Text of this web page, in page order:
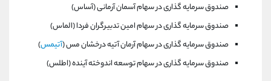
صندوق سرمایه گذاری در سهام آسمان آرمانی (آساس)
صندوق سرمایه گذاری در سهام امين تدبيرگران فردا (الماس)
صندوق سرمایه گذاری در سهام آرمان آتيه درخشان مس (آتيمس)
صندوق سرمایه گذاری در سهام توسعه اندوخته آينده (اطلس)